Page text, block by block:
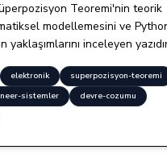
Teoremi'nin teorik
modellemesini ve
yaklaşımlarını inceleyen
elektronik
superpozisyon-teoremi
sistemler
devre-cozumu